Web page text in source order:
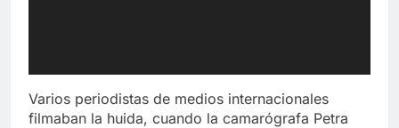
Varios periodistas de medios internacionales
filmaban la huida, cuando la camarógrafa Petra